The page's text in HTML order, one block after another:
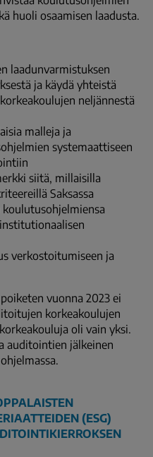
huoli osaamisen laadusta.
laadunvarmistuksen
ja käydä yhteistä
neljännestä
malleja ja
systemaattiseen
siitä, millaisilla
Saksassa
verkostoitumiseen ja
vuonna 2023 ei
korkeakoulujen
oli vain yksi.
auditointien jälkeinen
(ESG)